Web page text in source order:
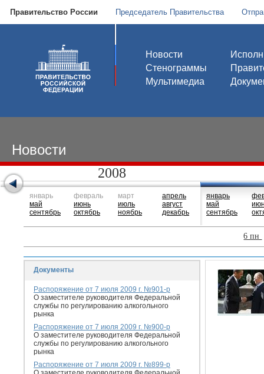
Правительство России Председатель Правительства
Новости
Стенограммы
Мультимедиа
Новости
2008
январь
май
сентябрь
февраль
июнь
октябрь
март
июль
ноябрь
апрель
август
декабрь
январь
май
сентябрь
6 пн
Документы
Распоряжение от 7 июля 2009 г. №901-р
О заместителе руководителя Федеральной
службы по регулированию алкогольного
рынка
Распоряжение от 7 июля 2009 г. №900-р
О заместителе руководителя Федеральной
службы по регулированию алкогольного
рынка
Распоряжение от 7 июля 2009 г. №899-р